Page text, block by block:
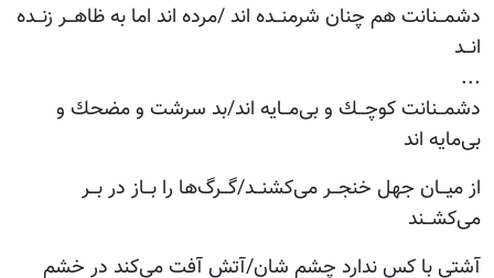
دشمــنانت‌ هم‌ چنان‌ شرمنــده‌ اند /مرده‌ اند اما به‌ ظاهــر زنــده‌
انــد
...
دشمــنانت‌ كوچــك‌ و بی‌مــایه‌ اند/بد سرشت‌ و مضحك‌ و
بی‌مایه‌ اند
از میــان‌ جهل‌ خنجــر می‌كشنــد/گــرگ‌ها را بــاز در بــر
می‌كشــند
آشتی‌ با كس‌ ندارد چشم‌ شان‌/آتش‌ آفت‌ می‌كند در خشم‌